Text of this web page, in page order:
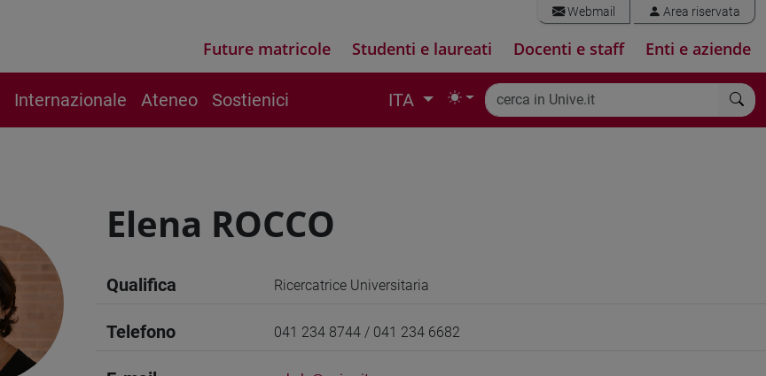
Webmail Area riservata
Future matricole Studenti e laureati Docenti e staff Enti e aziende
Internazionale Ateneo Sostienici ITA
Elena ROCCO
Qualifica Ricercatrice Universitaria
Telefono 041 234 8744 / 041 234 6682